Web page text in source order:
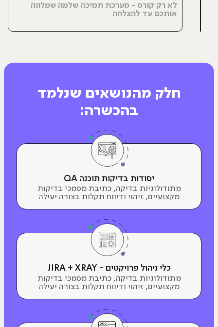
אותכם עד להצלחה
חלק מהנושאים שנלמד
בהכשרה:
יסודות בדיקות תוכנה QA
מתודולוגיות בדיקה, כתיבת מסמכי בדיקות
מקצועיים, זיהוי ודיווח תקלות בצורה יעילה
כלי ניהול פרויקטים - JIRA + XRAY
מתודולוגיות בדיקה, כתיבת מסמכי בדיקות
מקצועיים, זיהוי ודיווח תקלות בצורה יעילה